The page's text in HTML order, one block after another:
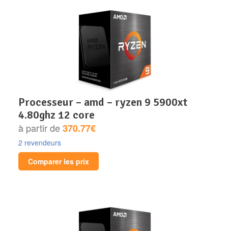
processeur – amd – ryzen 9 5900xt
4.80ghz 12 core
à partir de370.77€
2 revendeurs
Comparer les prix